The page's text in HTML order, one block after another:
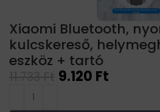
Xiaomi Bluetooth,
kulcskereső,
eszköz + tartó
9.120 Ft